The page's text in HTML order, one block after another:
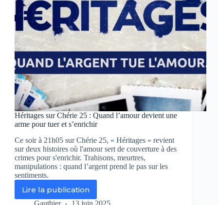
ce
soir
à
21h05
sur
Chérie
25
Héritages sur Chérie 25 : Quand l’amour devient une
arme pour tuer et s’enrichir
Ce soir à 21h05 sur Chérie 25, « Héritages » revient
sur deux histoires où l'amour sert de couverture à des
crimes pour s'enrichir. Trahisons, meurtres,
manipulations : quand l’argent prend le pas sur les
sentiments.
Lire la publication
Héritages
sur